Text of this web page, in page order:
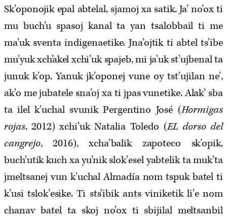
Sk’oponojik epal abtelal, sjamoj xa satik. Ja’ no’ox ti
mu buch’u spasoj kanal ta yan tsalobbail ti me
ma’uk sventa indigenaetike. Jna’ojtik ti abtel ts’ibe
mu’yuk xch’akel xchi’uk spajeb, mi ja’uk st’ujbenal ta
junuk k’op. Yanuk jk’oponej vune oy tst’ujilan ne’,
ak’o me jubatele sna’oj xa ti jpas vunetike. Alak’ sba
ta ilel k’uchal svunik Pergentino José (Hormigas
rojas, 2012) xchi’uk Natalia Toledo (EL dorso del
cangrejo, 2016), xcha’balik zapoteco sk’opik,
buch’utik kuch xa yu’nik slok’esel yabtelik ta muk’ta
jmeltsanej vun k’uchal Almadía nom tspuk batel ti
k’usi tslok’esike. Ti sts’ibik ants viniketik li’e nom
chanav batel ta skoj no’ox ti sbijilal meltsanbil